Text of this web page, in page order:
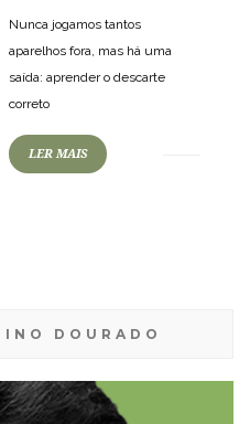
Nunca jogamos tantos
aparelhos fora, mas há uma
saída: aprender o descarte
correto
LER MAIS
DOURADO